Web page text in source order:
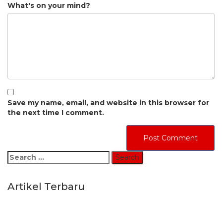
What's on your mind?
Save my name, email, and website in this browser for
the next time I comment.
Search
for:
Artikel Terbaru